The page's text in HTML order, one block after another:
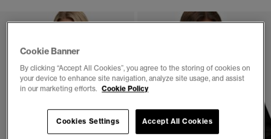
Cookie Banner
By clicking “Accept All Cookies”, you agree to the storing of cookies on
your device to enhance site navigation, analyze site usage, and assist
in our marketing efforts. Cookie Policy
Cookies Settings Accept All Cookies